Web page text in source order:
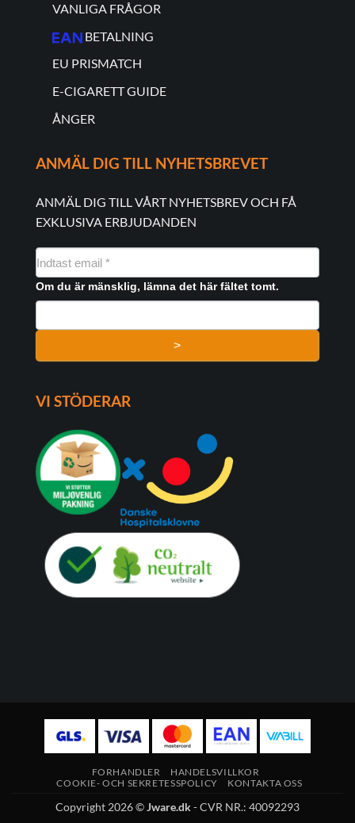
VANLIGA FRÅGOR
BETALNING
EU PRISMATCH
E-CIGARETT GUIDE
ÅNGER
ANMÄL DIG TILL NYHETSBREVET
ANMÄL DIG TILL VÅRT NYHETSBREV OCH FÅ
EXKLUSIVA ERBJUDANDEN
NYHEDSMAIL
FORMULAR
Om du är mänsklig, lämna det här fältet tomt.
>
VI STÖDERAR
FORHANDLER
HANDELSVILLKOR
COOKIE- OCH SEKRETESSPOLICY
KONTAKTA OSS
Copyright 2026 ©Jware.dk- CVR NR.: 40092293